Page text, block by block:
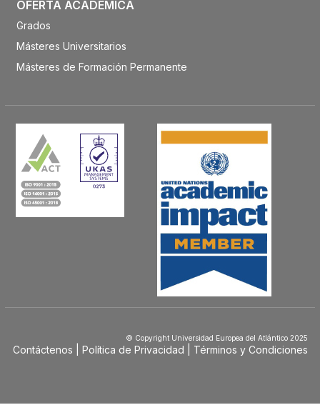
OFERTA ACADÉMICA
Grados
Másteres Universitarios
Másteres de Formación Permanente
© Copyright Universidad Europea del Atlántico 2025
Contáctenos Política de Privacidad Términos y Condiciones